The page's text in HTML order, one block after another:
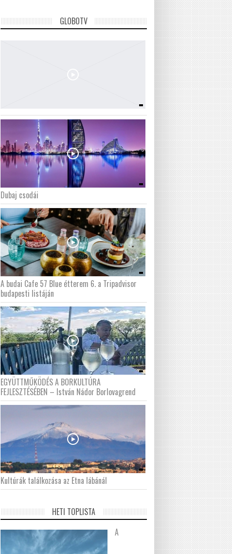
GLOBOTV
Dubaj csodái
A budai Cafe 57 Blue étterem 6. a Tripadvisor
budapesti listáján
EGYÜTTMŰKÖDÉS A BORKULTÚRA
FEJLESZTÉSÉBEN – István Nádor Borlovagrend
Kultúrák találkozása az Etna lábánál
HETI TOPLISTA
A